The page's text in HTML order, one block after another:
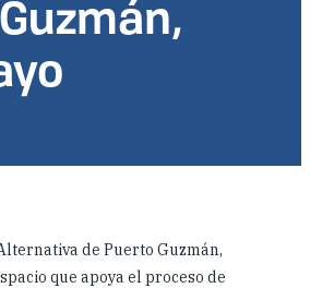
de Puerto Guzmán,
que apoya el proceso de